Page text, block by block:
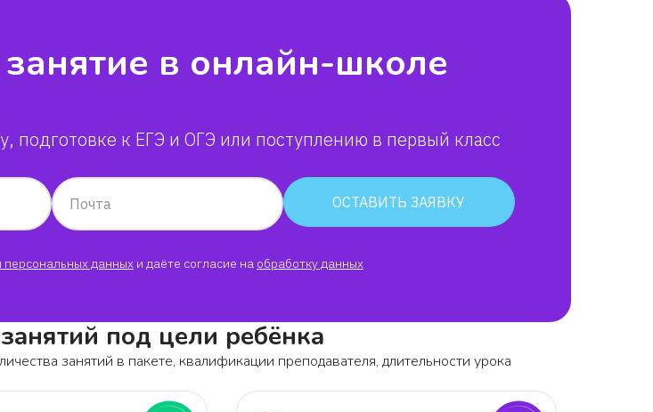
в онлайн-школе
к ЕГЭ и ОГЭ или поступлению в первый класс
Почта ОСТАВИТЬ ЗАЯВКУ
персональных данных и даёте согласие на обработку данных
под цели ребёнка
занятий в пакете, квалификации преподавателя, длительности урока